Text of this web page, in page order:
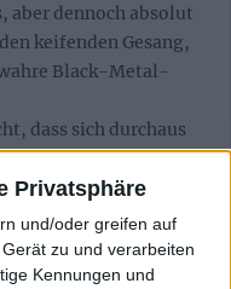
Privatsphäre
und/oder greifen auf
zu und verarbeiten
Kennungen und
aber dennoch absolut
keifenden Gesang,
Black-Metal-
dass sich durchaus
finden lassen.
Ambientprojekt war,
immer wieder
i Ynk“)
anmutenden